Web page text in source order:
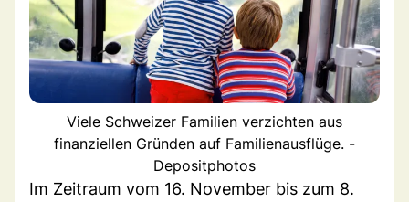
Viele Schweizer Familien verzichten aus
finanziellen Gründen auf Familienausflüge. -
Depositphotos
Im Zeitraum vom 16. November bis zum 8.